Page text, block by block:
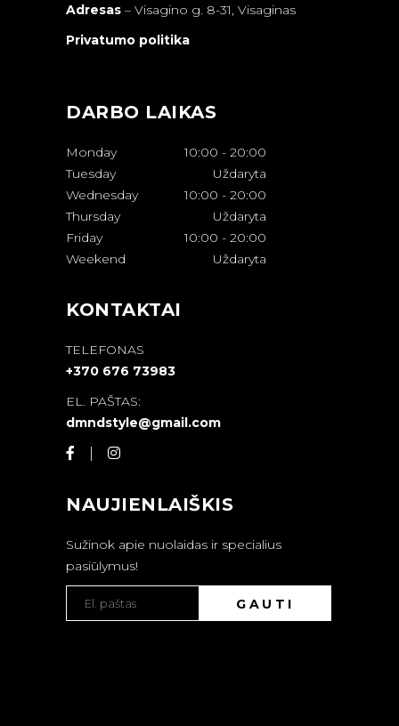
Adresas – Visagino g. 8-31, Visaginas
Privatumo politika
DARBO LAIKAS
Monday 10:00 - 20:00
Tuesday
Uždaryta
Wednesday
10:00 - 20:00
Thursday
Uždaryta
Friday
10:00 - 20:00
Weekend
Uždaryta
KONTAKTAI
TELEFONAS
+370 676 73983
EL. PAŠTAS:
dmndstyle@gmail.com
NAUJIENLAIŠKIS
Sužinok apie nuolaidas ir specialius
pasiūlymus!